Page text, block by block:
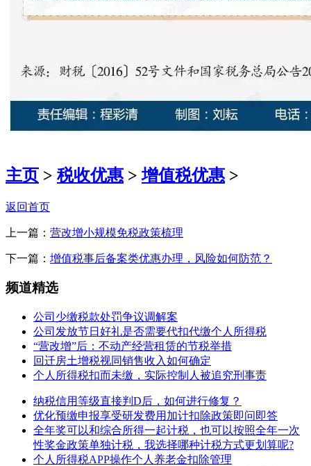
主页 > 税收优惠>增值税优惠>
返回首页
上一篇： 营改增小规模免税政策梳理
下一篇： 增值税事后备案类优惠办理，风险如何防范？
频道精选
公司少缴税款处罚争议调解案
公司发放节日好礼是否需要代扣代缴个人所得税
“营改增”后：不动产经营租赁的节税举措
回迁房土增税视同销售收入如何确定
个人所得税扣而未缴，实际控制人被追究刑事责
纳税信用等级直接判D后，如何进行修复？
优化预缴申报享受研发费用加计扣除政策即问即答
全年奖可以和综合所得一起计税，也可以按照全年一次
性奖金政策单独计税，我选择哪种计税方式更划算呢?
个人所得税APP操作个人养老金扣除管理